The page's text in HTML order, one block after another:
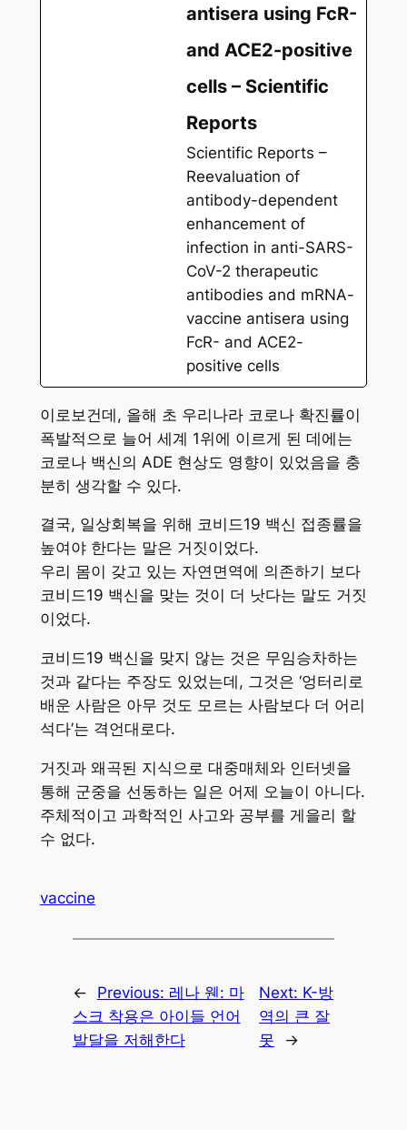
antisera using FcR-
and ACE2-positive
cells – Scientific
Reports
Scientific Reports –
Reevaluation of
antibody-dependent
enhancement of
infection in anti-SARS-
CoV-2 therapeutic
antibodies and mRNA-
vaccine antisera using
FcR- and ACE2-
positive cells
이로보건데, 올해 초 우리나라 코로나 확진률이
폭발적으로 늘어 세계 1위에 이르게 된 데에는
코로나 백신의 ADE 현상도 영향이 있었음을 충
분히 생각할 수 있다.
결국, 일상회복을 위해 코비드19 백신 접종률을
높여야 한다는 말은 거짓이었다.
우리 몸이 갖고 있는 자연면역에 의존하기 보다
코비드19 백신을 맞는 것이 더 낫다는 말도 거짓
이었다.
코비드19 백신을 맞지 않는 것은 무임승차하는
것과 같다는 주장도 있었는데, 그것은 ‘엉터리로
배운 사람은 아무 것도 모르는 사람보다 더 어리
석다’는 격언대로다.
거짓과 왜곡된 지식으로 대중매체와 인터넷을
통해 군중을 선동하는 일은 어제 오늘이 아니다.
주체적이고 과학적인 사고와 공부를 게을리 할
수 없다.
vaccine
← Previous: 레나 웬: 마
스크 착용은 아이들 언어
발달을 저해한다
Next: K-방
역의 큰 잘
못
→